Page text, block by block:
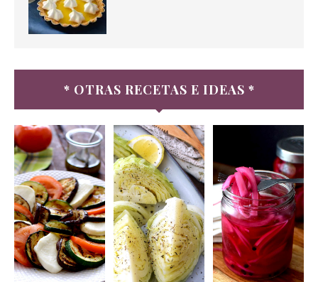
* OTRAS RECETAS E IDEAS *